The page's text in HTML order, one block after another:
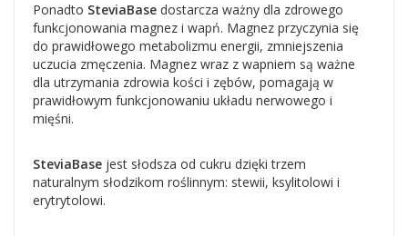
Ponadto SteviaBase dostarcza ważny dla zdrowego
funkcjonowania magnez i wapń. Magnez przyczynia się
do prawidłowego metabolizmu energii, zmniejszenia
uczucia zmęczenia. Magnez wraz z wapniem są ważne
dla utrzymania zdrowia kości i zębów, pomagają w
prawidłowym funkcjonowaniu układu nerwowego i
mięśni.
SteviaBase jest słodsza od cukru dzięki trzem
naturalnym słodzikom roślinnym: stewii, ksylitolowi i
erytrytolowi.